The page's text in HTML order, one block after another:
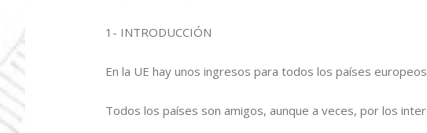
1- INTRODUCCIÓN
En la UE hay unos ingresos para todos los países
Todos los países son amigos, aunque a veces, por los